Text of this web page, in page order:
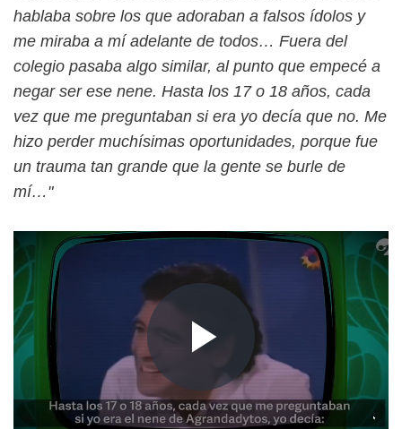
hablaba sobre los que adoraban a falsos ídolos y
me miraba a mí adelante de todos… Fuera del
colegio pasaba algo similar, al punto que empecé a
negar ser ese nene. Hasta los 17 o 18 años, cada
vez que me preguntaban si era yo decía que no. Me
hizo perder muchísimas oportunidades, porque fue
un trauma tan grande que la gente se burle de
mí…"